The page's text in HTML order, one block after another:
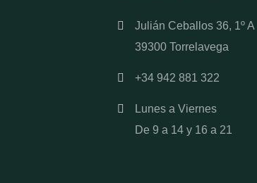
Julián Ceballos 36, 1º A
39300 Torrelavega
+34 942 881 322
Lunes a Viernes
De 9 a 14 y 16 a 21